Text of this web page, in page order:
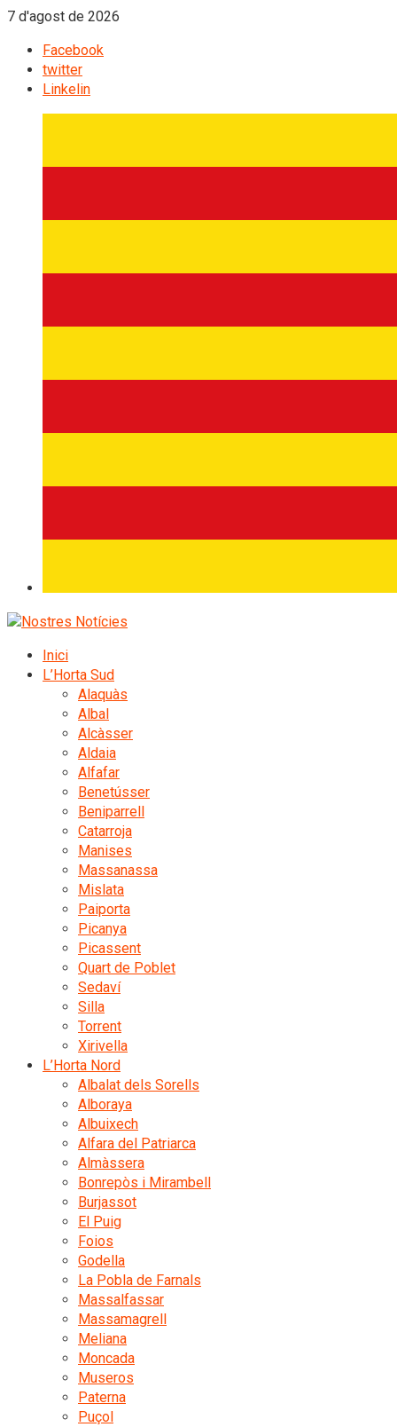
7 d'agost de 2026
Facebook
twitter
Linkelin
Inici
L’Horta Sud
Alaquàs
Albal
Alcàsser
Aldaia
Alfafar
Benetússer
Beniparrell
Catarroja
Manises
Massanassa
Mislata
Paiporta
Picanya
Picassent
Quart de Poblet
Sedaví
Silla
Torrent
Xirivella
L’Horta Nord
Albalat dels Sorells
Alboraya
Albuixech
Alfara del Patriarca
Almàssera
Bonrepòs i Mirambell
Burjassot
El Puig
Foios
Godella
La Pobla de Farnals
Massalfassar
Massamagrell
Meliana
Moncada
Museros
Paterna
Puçol